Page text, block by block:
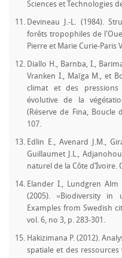
Sciences et Technologies
Devineau J.-L. (1984).
forêts tropophiles de
Pierre et Marie Curie-Paris
Diallo H., Barnba, I.,
Vranken I., Maïga M., et
climat et des
évolutive de la
(Réserve de Fina, Boucle
107.
Edlin E., Avenard J.M.,
Guillaumet J.L.,
naturel de la Côte d’Ivoire.
Elander I., Lundgren Alm
(2005). «Biodiversity in
Examples from Swedish
vol. 6, no 3, p. 283-301.
Hakizimana P. (2012).
spatiale et des ressources